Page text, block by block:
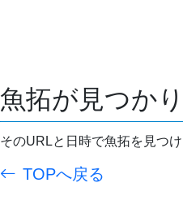
魚拓が見つか
そのURLと日時で魚拓を見つけ
TOPへ戻る